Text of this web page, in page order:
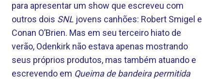
para apresentar um show que escreveu com
outros dois SNL jovens canhões: Robert Smigel e
Conan O’Brien. Mas em seu terceiro hiato de
verão, Odenkirk não estava apenas mostrando
seus próprios produtos, mas também atuando e
escrevendo em Queima de bandeira permitida